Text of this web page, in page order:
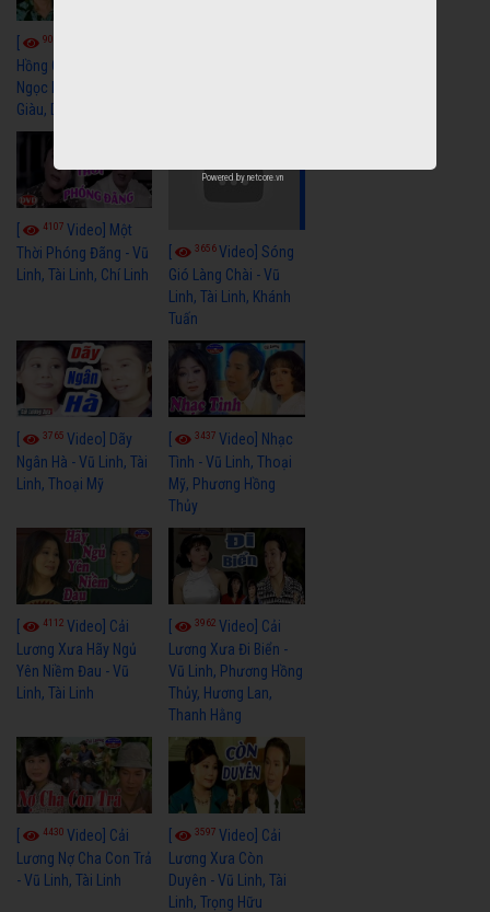
9050
Hồng Cài Áo - Vũ Linh,
Ngọc Huyền, Ngọc
Giàu, Diệp Lang
4107 Video] Một
Thời Phóng Đãng - Vũ
Linh, Tài Linh, Chí Linh
3656Video] Sóng
Gió Làng Chài - Vũ
Linh, Tài Linh, Khánh
Tuấn
3765 Video] Dãy
Ngân Hà - Vũ Linh, Tài
Linh, Thoại Mỹ
3437Video] Nhạc
Tình - Vũ Linh, Thoại
Mỹ, Phương Hồng
Thủy
4112 Video] Cải
Lương Xưa Hãy Ngủ
Yên Niềm Đau - Vũ
Linh, Tài Linh
3962Video] Cải
Lương Xưa Đi Biển -
Vũ Linh, Phương Hồng
Thủy, Hương Lan,
Thanh Hằng
4430 Video] Cải
Lương Nợ Cha Con Trả
- Vũ Linh, Tài Linh
3597Video] Cải
Lương Xưa Còn
Duyên - Vũ Linh, Tài
Linh, Trọng Hữu
Powered by netcore.vn